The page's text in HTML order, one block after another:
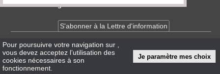
Devenir délégué
S'abonner à la Lettre d'information
InfosCNIL/RGPD
Conditions Générales d'Utilisation
Pour poursuivre votre navigation sur
vous devez acceptez l’utilisation des
cookies nécessaires à son
fonctionnement.
Je paramètre mes choix